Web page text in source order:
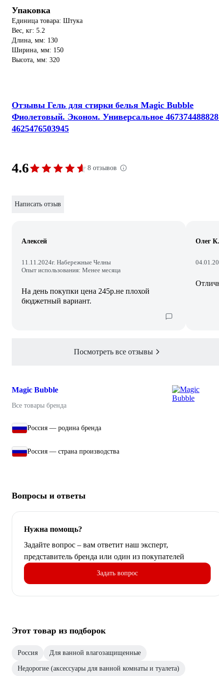
Упаковка
Единица товара: Штука
Вес, кг: 5.2
Длина, мм: 130
Ширина, мм: 150
Высота, мм: 320
Отзывы Гель для стирки белья Magic Bubble
Фиолетовый. Эконом. Универсальное
4625476503945
4.6 8 отзывов
Написать отзыв
Алексей
11.11.2024г. Набережные Челны
Опыт использования: Менее месяца
На день покупки цена 245р.не плохой
бюджетный вариант.
Олег К.
Посмотреть все отзывы
Magic Bubble
Все товары бренда
Россия — родина бренда
Россия — страна производства
Вопросы и ответы
Нужна помощь?
Задайте вопрос – вам ответит наш эксперт,
представитель бренда или один из покупателей
Задать вопрос
Этот товар из подборок
Россия Для ванной влагозащищенные
Недорогие (аксессуары для ванной комнаты и туалета)